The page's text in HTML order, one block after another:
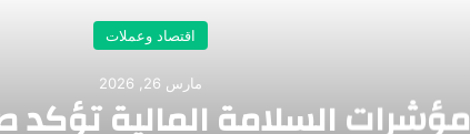
اقتصاد وعملات
مارس 26, 2026
مؤشرات السلامة المالية تؤكد